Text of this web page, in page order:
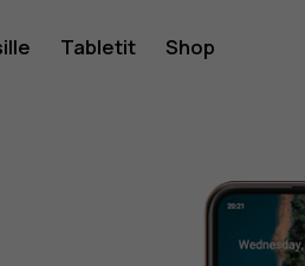
Tabletit Shop